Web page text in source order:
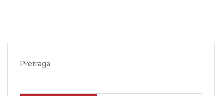
Pretraga